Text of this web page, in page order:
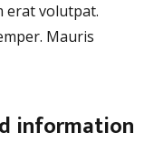
erat volutpat.
Mauris
information